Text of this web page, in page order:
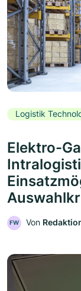
Logistik
Elektro-
FW Von